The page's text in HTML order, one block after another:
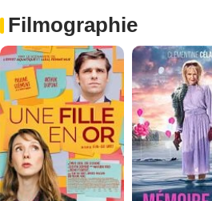
Filmographie